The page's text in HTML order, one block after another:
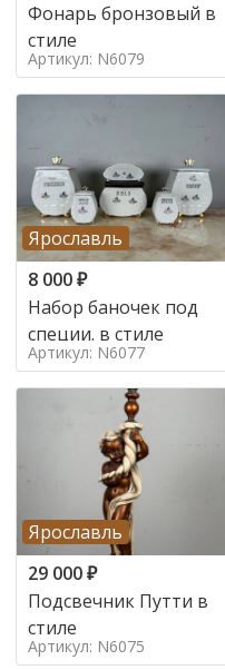
Фонарь бронзовый в
стиле
Артикул: N6079
Ярославль
8 000₽
Набор баночек под
специи. в стиле
Артикул: N6077
Ярославль
29 000₽
Подсвечник Путти в
стиле
Артикул: N6075